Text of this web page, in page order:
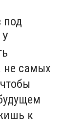
под
не самых
к